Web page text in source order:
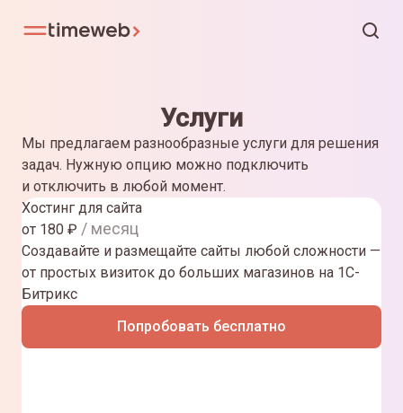
Услуги
Мы предлагаем разнообразные услуги для решения
задач. Нужную опцию можно подключить
и отключить в любой момент.
Хостинг для сайта
от 180 ₽ / месяц
Создавайте и размещайте сайты любой сложности —
от простых визиток до больших магазинов на 1С-
Битрикс
Попробовать бесплатно